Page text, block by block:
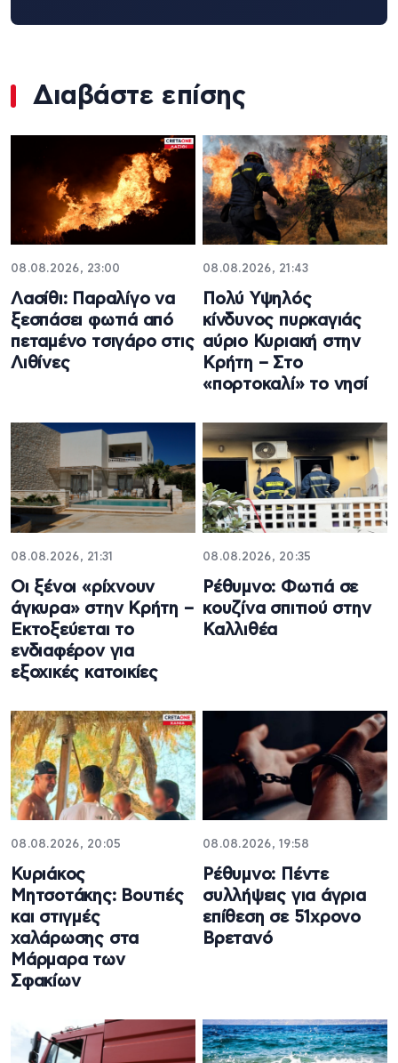
Διαβάστε επίσης
08.08.2026, 23:00
Λασίθι: Παραλίγο να
ξεσπάσει φωτιά από
πεταμένο τσιγάρο στις
Λιθίνες
08.08.2026, 21:43
Πολύ Υψηλός
κίνδυνος πυρκαγιάς
αύριο Κυριακή στην
Κρήτη – Στο
«πορτοκαλί» το νησί
08.08.2026, 21:31
Οι ξένοι «ρίχνουν
άγκυρα» στην Κρήτη –
Εκτοξεύεται το
ενδιαφέρον για
εξοχικές κατοικίες
08.08.2026, 20:35
Ρέθυμνο: Φωτιά σε
κουζίνα σπιτιού στην
Καλλιθέα
08.08.2026, 20:05
Κυριάκος
Μητσοτάκης: Βουτιές
και στιγμές
χαλάρωσης στα
Μάρμαρα των
Σφακίων
08.08.2026, 19:58
Ρέθυμνο: Πέντε
συλλήψεις για άγρια
επίθεση σε 51χρονο
Βρετανό